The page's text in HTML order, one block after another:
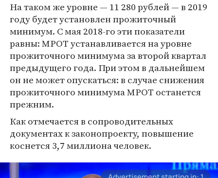
На таком же уровне — 11 280 рублей — в 2019
году будет установлен прожиточный
минимум. С мая 2018-го эти показатели
равны: МРОТ устанавливается на уровне
прожиточного минимума за второй квартал
предыдущего года. При этом в дальнейшем
он не может опускаться: в случае снижения
прожиточного минимума МРОТ останется
прежним.
Как отмечается в сопроводительных
документах к законопроекту, повышение
коснется 3,7 миллиона человек.